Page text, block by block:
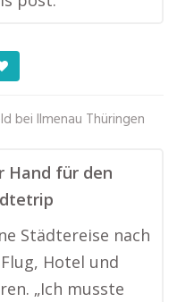
bei Ilmenau Thüringen
Hand für den
Städtereise nach
Hotel und
„Ich musste